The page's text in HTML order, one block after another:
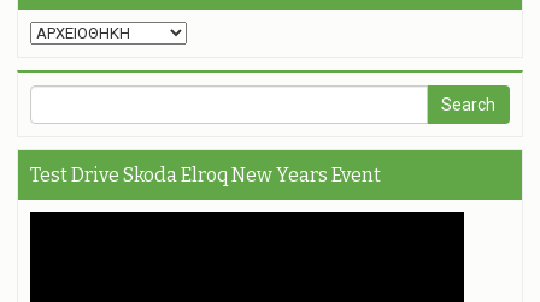
Test Drive Skoda Elroq New Years Event